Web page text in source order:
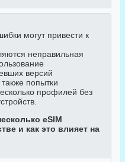
могут привести к
неправильная
версий
попытки
профилей без
eSIM
и как это влияет на